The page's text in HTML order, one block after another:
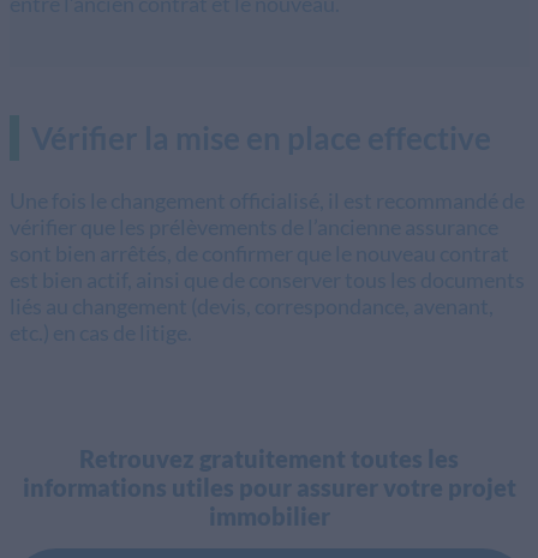
Retrouvez gratuitement toutes les
informations utiles pour assurer votre projet
immobilier